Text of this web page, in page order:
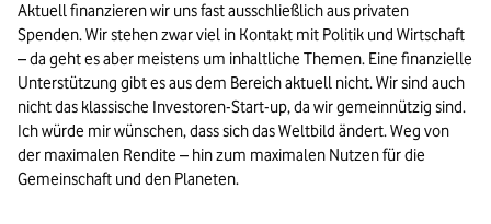
Aktuell finanzieren wir uns fast ausschließlich aus privaten
Spenden. Wir stehen zwar viel in Kontakt mit Politik und Wirtschaft
– da geht es aber meistens um inhaltliche Themen. Eine finanzielle
Unterstützung gibt es aus dem Bereich aktuell nicht. Wir sind auch
nicht das klassische Investoren-Start-up, da wir gemeinnützig sind.
Ich würde mir wünschen, dass sich das Weltbild ändert. Weg von
der maximalen Rendite – hin zum maximalen Nutzen für die
Gemeinschaft und den Planeten.